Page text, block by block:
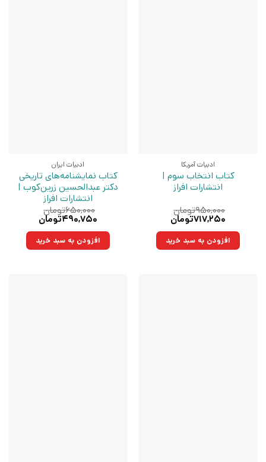
ادبیات آمریکا
کتاب انتخاب سوم |
انتشارات افراز
۹۵۰,۰۰۰تومان
قیمت
۹۵۰,۰۰۰تومان
بود.
۷۱۷,۲۵۰تومان
۷۱۷,۲۵۰تومان.افزودن به سبد خرید
ادبیات ایران
کتاب نمایشنامه‌های تاریخی
دکتر عبدالحسین زرین‌کوب |
انتشارات افراز
۶۵۰,۰۰۰تومان
قیمت
۶۵۰,۰۰۰تومان
بود.
۴۹۰,۷۵۰تومان
۴۹۰,۷۵۰تومان.افزودن به سبد خرید